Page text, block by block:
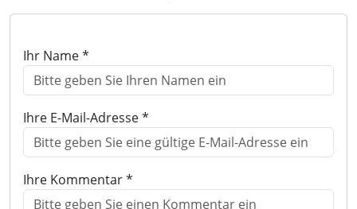
Ihr Name *
Ihre E-Mail-Adresse *
Ihre Kommentar *